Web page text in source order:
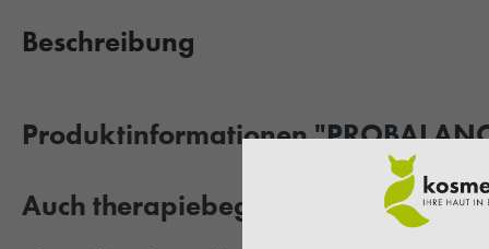
Beschreibung
Produktinformationen
Auch therapiebegleitend bei